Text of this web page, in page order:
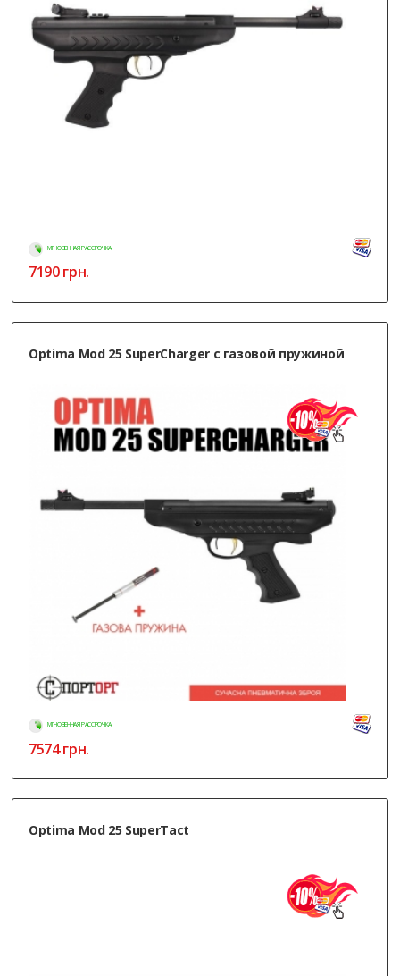
МГНОВЕННАЯ РАССРОЧКА
7190грн.
Optima Mod 25 SuperCharger с газовой пружиной
МГНОВЕННАЯ РАССРОЧКА
7574грн.
Optima Mod 25 SuperTact